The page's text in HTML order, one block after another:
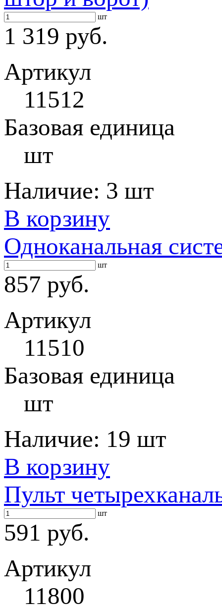
шт
1 319 руб.
Артикул
11512
Базовая единица
шт
Наличие: 3 шт
В корзину
Одноканальная
шт
857 руб.
Артикул
11510
Базовая единица
шт
Наличие: 19 шт
В корзину
Пульт
шт
591 руб.
Артикул
11800